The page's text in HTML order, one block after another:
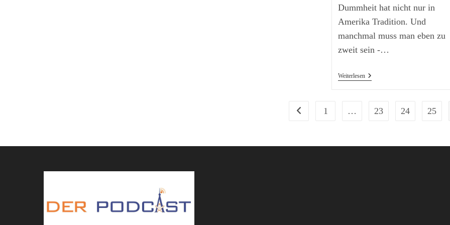
Dummheit hat nicht nur in
Amerika Tradition. Und
manchmal muss man eben zu
zweit sein -…
WeiterlesenThe
On!
Zur vorherigen Seite
1 … 23 24 25